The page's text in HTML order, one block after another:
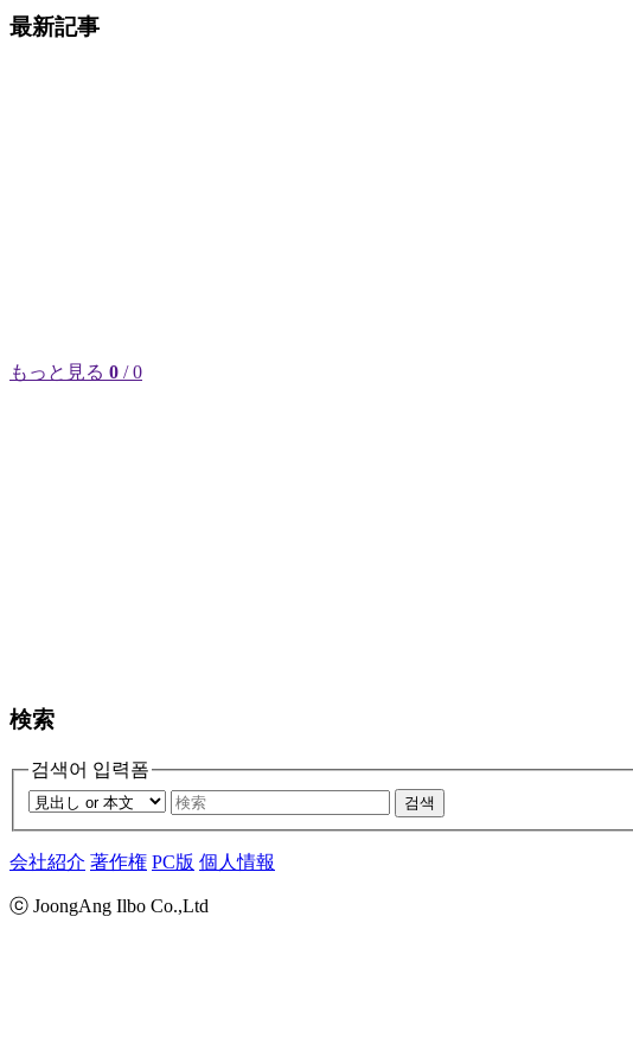
最新記事
もっと見る 0 / 0
検索
검색어 입력폼
검색
会社紹介 著作権 PC版 個人情報
ⓒ JoongAng Ilbo Co.,Ltd